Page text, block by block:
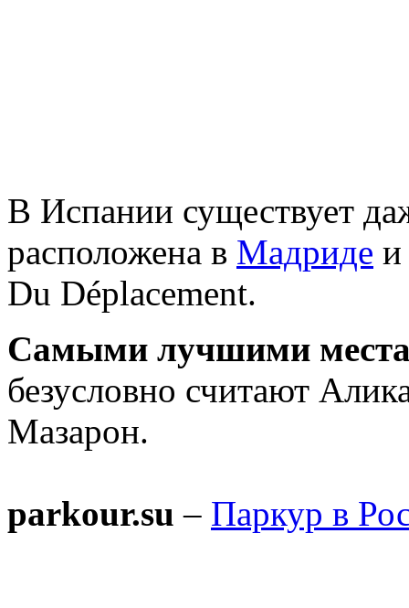
В Испании существует
расположена в Мадриде и
Du Déplacement.
Самыми лучшими
безусловно считают
Мазарон.
parkour.su – Паркур в